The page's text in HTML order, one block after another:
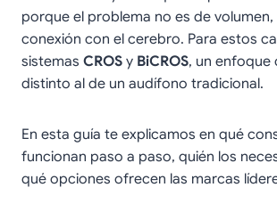
porque el problema no es de volumen,
conexión con el cerebro. Para estos
sistemas CROS y BiCROS, un
distinto al de un audífono tradicional.
En esta guía te explicamos en qué
funcionan paso a paso, quién los
qué opciones ofrecen las marcas